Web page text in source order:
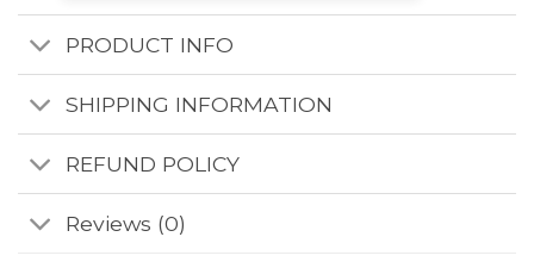
PRODUCT INFO
SHIPPING INFORMATION
REFUND POLICY
Reviews (0)